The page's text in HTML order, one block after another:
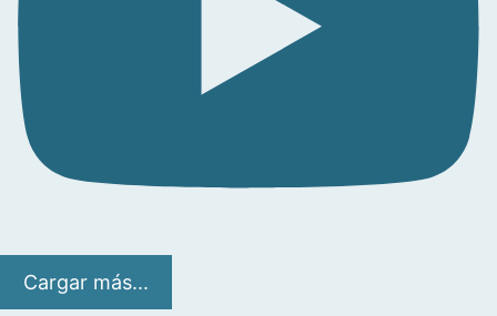
Cargar más...